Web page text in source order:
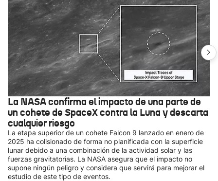
La NASA confirma el impacto de una parte de
un cohete de SpaceX contra la Luna y descarta
cualquier riesgo
La etapa superior de un cohete Falcon 9 lanzado en enero de
2025 ha colisionado de forma no planificada con la superficie
lunar debido a una combinación de la actividad solar y las
fuerzas gravitatorias. La NASA asegura que el impacto no
supone ningún peligro y considera que servirá para mejorar el
estudio de este tipo de eventos.